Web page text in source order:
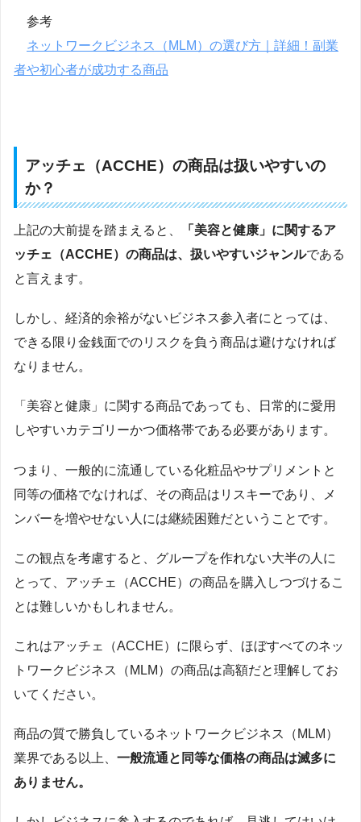
参考
ネットワークビジネス（MLM）の選び方｜詳細！副業
者や初心者が成功する商品
アッチェ（ACCHE）の商品は扱いやすいの
か？
上記の大前提を踏まえると、
「美容と健康」に関するア
ッチェ（ACCHE）の商品は、扱いやすいジャンルである
と言えます。
しかし、経済的余裕がないビジネス参入者にとっては、
できる限り金銭面でのリスクを負う商品は避けなければ
なりません。
「美容と健康」に関する商品であっても、日常的に愛用
しやすいカテゴリーかつ価格帯である必要があります。
つまり、一般的に流通している化粧品やサプリメントと
同等の価格でなければ、その商品はリスキーであり、メ
ンバーを増やせない人には継続困難だということです。
この観点を考慮すると、グループを作れない大半の人に
とって、アッチェ（ACCHE）の商品を購入しつづけるこ
とは難しいかもしれません。
これはアッチェ（ACCHE）に限らず、ほぼすべてのネッ
トワークビジネス（MLM）の商品は高額だと理解してお
いてください。
商品の質で勝負しているネットワークビジネス（MLM）
業界である以上、 一般流通と同等な価格の商品は滅多に
ありません。